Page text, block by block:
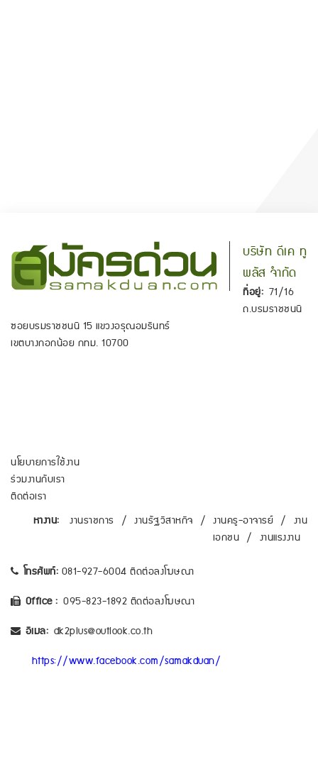
บริษัท ดีเค ทู
พลัส จำกัด
ที่อยู่: 71/16
ถ.บรมราชชนนี
ซอยบรมราชชนนี 15 แขวงอรุณอมรินทร์
เขตบางกอกน้อย กทม. 10700
นโยบายการใช้งาน
ร่วมงานกับเรา
ติดต่อเรา
หางาน:
งานราชการ / งานรัฐวิสาหกิจ / งานครู-อาจารย์ / งาน
เอกชน / งานแรงงาน
โทรศัพท์: 081-927-6004 ติดต่อลงโฆษณา
Office : 095-823-1892 ติดต่อลงโฆษณา
อีเมล: dk2plus@outlook.co.th
https://www.facebook.com/samakduan/